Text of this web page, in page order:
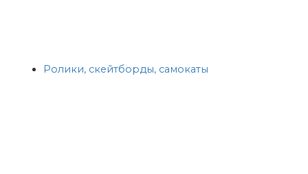
Ролики, скейтборды, самокаты